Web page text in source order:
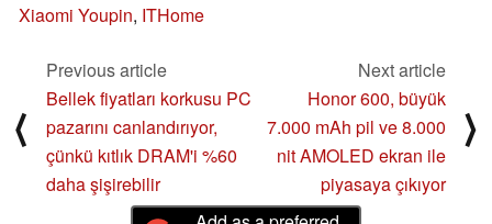
Xiaomi Youpin, ITHome
⟨
Previous article
Bellek fiyatları korkusu PC
pazarını canlandırıyor,
çünkü kıtlık DRAM'i %60
daha şişirebilir
Next article
Honor 600, büyük
7.000 mAh pil ve 8.000
nit AMOLED ekran ile
piyasaya çıkıyor
⟩